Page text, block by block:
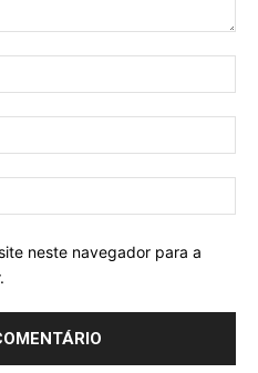
neste navegador para a